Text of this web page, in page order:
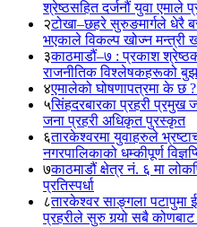
श्रेष्ठसहित दर्जनौं युवा एमाले
२टोखा–छहरे सुरुङमार्गले धेरै
भएकाले विकल्प खोज्न मन्त्री
३काठमाडौं–७ : प्रकाश
राजनीतिक विश्लेषकहरूको
४एमालेको घोषणापत्रमा के छ ?
५सिंहदरबारका प्रहरी प्रमुख
जना प्रहरी अधिकृत पुरस्कृत
६तारकेश्वरमा युवाहरुले
नगरपालिकाको धम्कीपूर्ण
७काठमाडौं क्षेत्र नं. ६ मा
प्रतिस्पर्धा
८तारकेश्वर साङ्गला पटापुमा
प्रहरीले सुरु गर्‍यो सबै